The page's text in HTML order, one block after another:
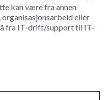
kan være fra annen
eller
fra IT-drift/support til IT-